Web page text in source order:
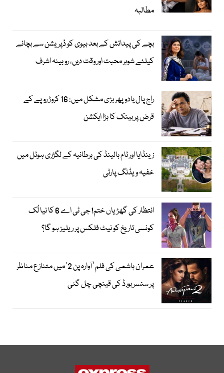
مطالبہ
بچے کی پیدائش کے بعد بیوی کو ڈپریشن سے بچانے
کیلئے شوہر محبت اور وقت دیں، روبینہ اشرف
راج پال یادو پھر بڑی مشکل میں: 16 کروڑ روپے کے
قرض پر بینک کا بڑا ایکشن
زینڈایا اور ٹام ہالینڈ کی برطانیہ کے لگژری ہوٹل میں
خفیہ ویڈنگ پارٹی
انتظار کی گھڑیاں ختم! جی ٹی اے 6 کا نیا لُک
کونسی تاریخ کو نیٹ فلکس پر ریلیز ہو گا؟
عمران ہاشمی کی فلم ’آوارہ پن 2‘ میں متنازع مناظر
پر سنسر بورڈ کی قینچی چل گئی